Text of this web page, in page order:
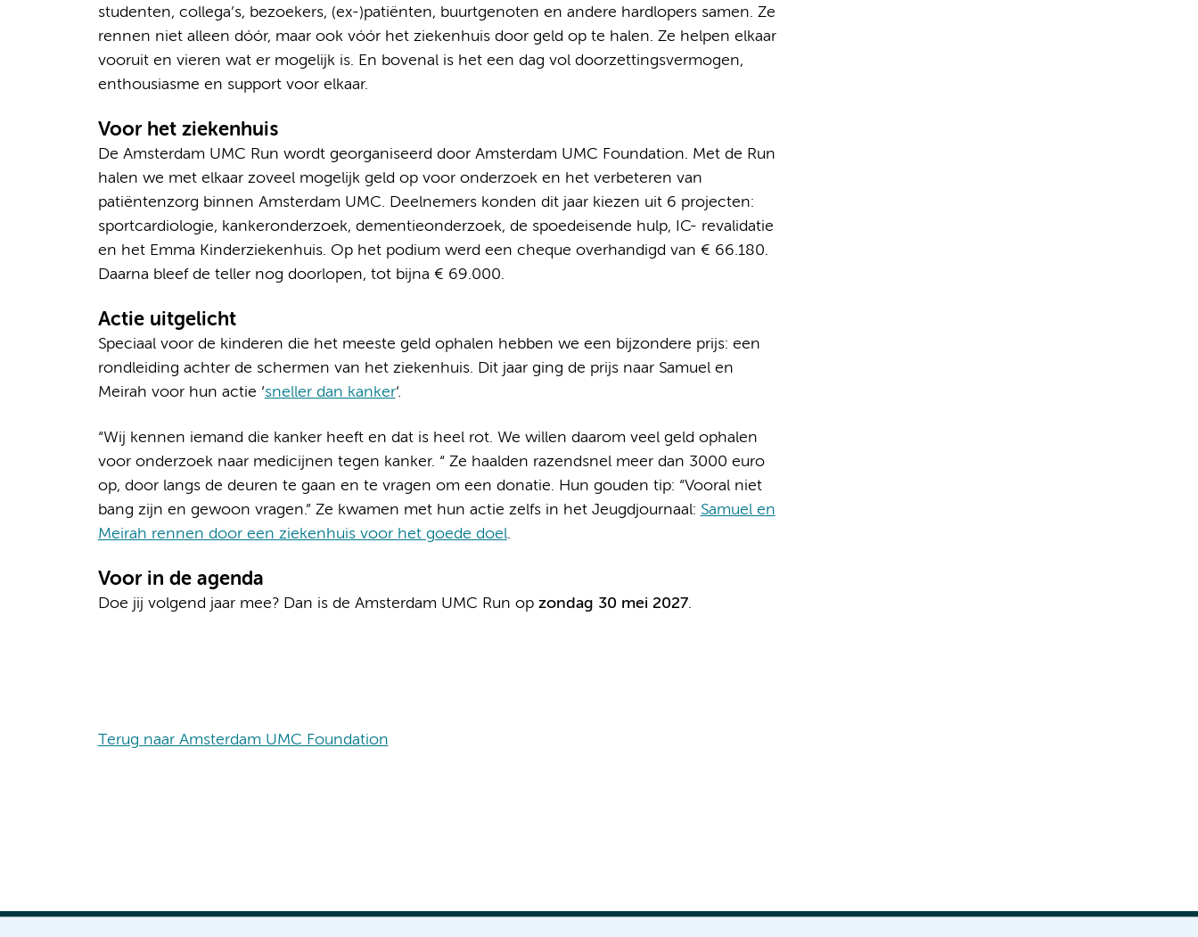
studenten, collega’s, bezoekers, (ex-)patiënten, buurtgenoten en andere hardlopers samen. Ze
rennen niet alleen dóór, maar ook vóór het ziekenhuis door geld op te halen. Ze helpen elkaar
vooruit en vieren wat er mogelijk is. En bovenal is het een dag vol doorzettingsvermogen,
enthousiasme en support voor elkaar.
Voor het ziekenhuis
De Amsterdam UMC Run wordt georganiseerd door Amsterdam UMC Foundation. Met de Run
halen we met elkaar zoveel mogelijk geld op voor onderzoek en het verbeteren van
patiëntenzorg binnen Amsterdam UMC. Deelnemers konden dit jaar kiezen uit 6 projecten:
sportcardiologie, kankeronderzoek, dementieonderzoek, de spoedeisende hulp, IC- revalidatie
en het Emma Kinderziekenhuis. Op het podium werd een cheque overhandigd van € 66.180.
Daarna bleef de teller nog doorlopen, tot bijna € 69.000.
Actie uitgelicht
Speciaal voor de kinderen die het meeste geld ophalen hebben we een bijzondere prijs: een
rondleiding achter de schermen van het ziekenhuis. Dit jaar ging de prijs naar Samuel en
Meirah voor hun actie ‘sneller dan kanker‘.
“Wij kennen iemand die kanker heeft en dat is heel rot. We willen daarom veel geld ophalen
voor onderzoek naar medicijnen tegen kanker. “ Ze haalden razendsnel meer dan 3000 euro
op, door langs de deuren te gaan en te vragen om een donatie. Hun gouden tip: “Vooral niet
bang zijn en gewoon vragen.” Ze kwamen met hun actie zelfs in het Jeugdjournaal: Samuel en
Meirah rennen door een ziekenhuis voor het goede doel.
Voor in de agenda
Doe jij volgend jaar mee? Dan is de Amsterdam UMC Run opzondag 30 mei 2027.
Terug naar Amsterdam UMC Foundation